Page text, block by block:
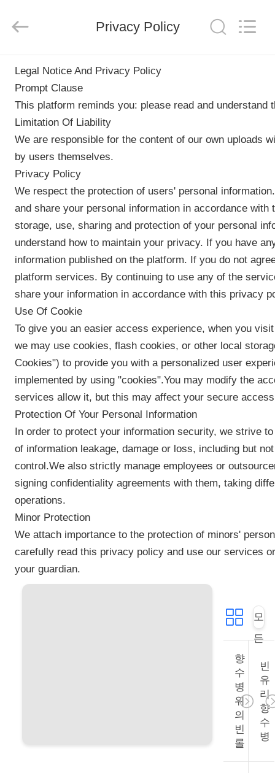
집
제
품
비
디
오
VR
쇼
우
리
에
관
한
것
공
장
견
학
2025
Aman
Rights
Reserved.
Developed
Privacy Policy
Legal Notice And Privacy Policy
Prompt Clause
This platform reminds you: please read and
Limitation Of Liability
We are responsible for the content of our own uploads
by users themselves.
Privacy Policy
We respect the protection of users' personal
and share your personal information in accordance
storage, use, sharing and protection of your personal
understand how to maintain your privacy. If you have
information published on the platform. If you do not
platform services. By continuing to use any of the
share your information in accordance with this privacy
Use Of Cookie
To give you an easier access experience, when you
we may use cookies, flash cookies, or other local
Cookies") to provide you with a personalized user
implemented by using "cookies".You may modify the
services allow it, but this may affect your secure
Protection Of Your Personal Information
In order to protect your information security, we strive
of information leakage, damage or loss, including but
control.We also strictly manage employees or
signing confidentiality agreements with them, taking
operations.
Minor Protection
We attach importance to the protection of minors'
carefully read this privacy policy and use our services
your guardian.
모
든
향
수
병
위
의
빈
롤
빈
유
리
향
수
병